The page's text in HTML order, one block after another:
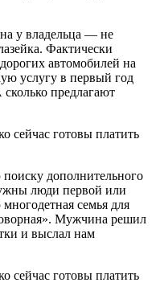
у владельца — не
Фактически
автомобилей на
услугу в первый год
предлагают
дополнительного
люди первой или
семья для
Мужчина решил
и выслал нам